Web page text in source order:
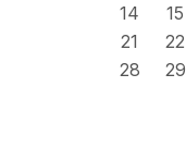
14
15
21
22
28
29